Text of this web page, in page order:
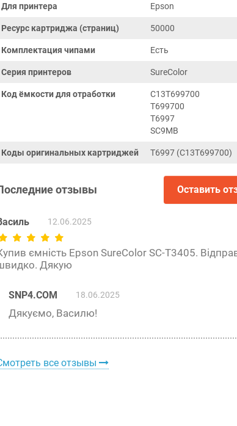
Для принтера Epson
Ресурс картриджа (страниц) 50000
Комплектация чипами Есть
Серия принтеров SureColor
Код ёмкости для отработки
C13T699700
T699700
T6997
SC9MB
Коды оригинальных картриджей T6997 (C13T699700)
отзывы Оставить
12.06.2025
ємність Epson SureColor SC-T3405.
Дякую
SNP4.COM 18.06.2025
Дякуємо, Василю!
все отзывы